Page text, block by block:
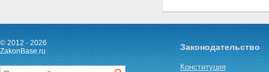
© 2012 - 2026
ZakonBase.ru
Законодательство
Конституция